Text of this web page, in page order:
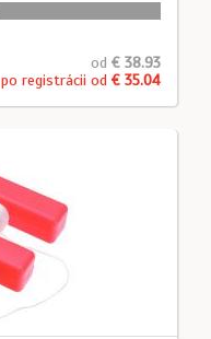
od € 38.93
po registrácii od € 35.04